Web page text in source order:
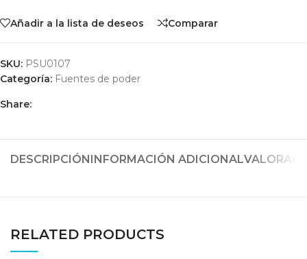
Añadir a la lista de deseos Comparar
SKU: PSU0107
Categoría: Fuentes de poder
Share:
DESCRIPCIÓN INFORMACIÓN ADICIONAL
RELATED PRODUCTS